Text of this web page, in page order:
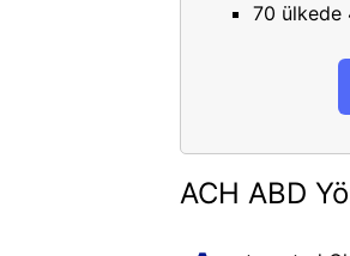
70 ülkede
ACH ABD